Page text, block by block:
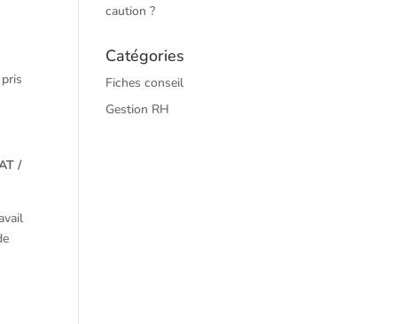
/
caution ?
Catégories
Fiches conseil
Gestion RH